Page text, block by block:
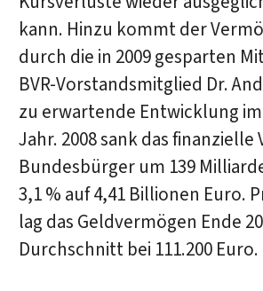
kann. Hinzu kommt der
durch die in 2009 gesparten
BVR-Vorstandsmitglied Dr.
zu erwartende Entwicklung
Jahr. 2008 sank das
Bundesbürger um 139
3,1 % auf 4,41 Billionen Euro.
lag das Geldvermögen Ende
Durchschnitt bei 111.200 Euro.